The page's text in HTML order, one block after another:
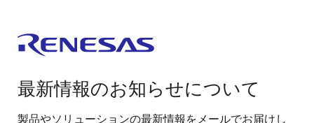
最新情報のお知らせについて
製品やソリューションの最新情報をメールでお届けし